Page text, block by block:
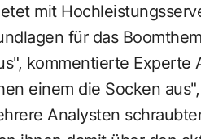
mit
für das
kommentierte Experte
einem die Socken
Analysten